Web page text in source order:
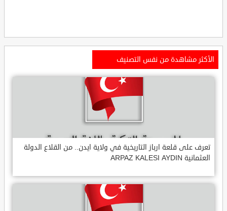
الأكثر مشاهدة من نفس التصنيف
تعرف على قلعة ارباز التاريخية في ولاية ايدن.. من القلاع الدولة
العثمانية ARPAZ KALESI AYDIN